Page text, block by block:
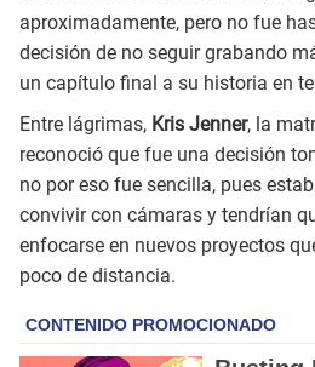
aproximadamente, pero no fue
decisión de no seguir grabando
un capítulo final a su historia en
Entre lágrimas, Kris Jenner, la
reconoció que fue una decisión
no por eso fue sencilla, pues
convivir con cámaras y tendrían
enfocarse en nuevos proyectos
poco de distancia.